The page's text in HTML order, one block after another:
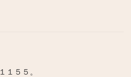
１１５５。